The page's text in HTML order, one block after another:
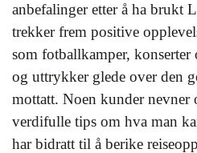
anbefalinger etter å ha brukt
trekker frem positive
som fotballkamper,
og uttrykker glede over den
mottatt. Noen kunder nevner
verdifulle tips om hva man
har bidratt til å berike